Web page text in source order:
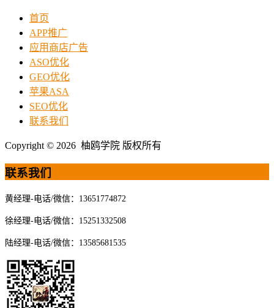
首页
APP推广
应用商店广告
ASO优化
GEO优化
苹果ASA
SEO优化
联系我们
Copyright © 2026 柚鸥学院 版权所有
联系我们
黄经理-电话/微信：13651774872
徐经理-电话/微信：15251332508
陆经理-电话/微信：13585681535